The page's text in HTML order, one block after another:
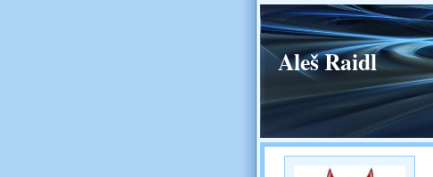
Aleš Raidl